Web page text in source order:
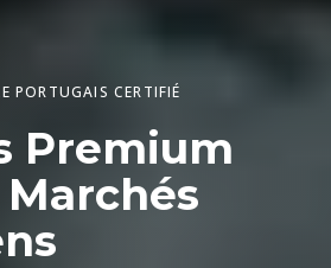
PORTUGAIS CERTIFIÉ
Premium